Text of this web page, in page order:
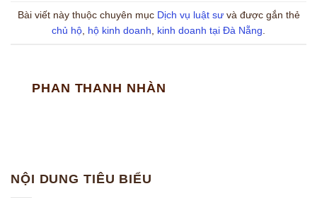
Bài viết này thuộc chuyên mục Dịch vụ luật sưvà được gắn thẻ
chủ hộ hộ kinh doanh kinh doanh tại Đà Nẵng
PHAN THANH NHÀN
NỘI DUNG TIÊU BIỂU